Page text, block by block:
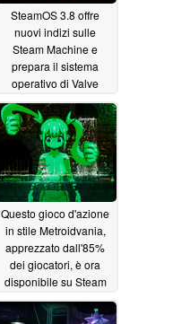
SteamOS 3.8 offre
nuovi indizi sulle
Steam Machine e
prepara il sistema
operativo di Valve
all’arrivo di ulteriori
dispositivi portatili
06/18/2026
Questo gioco d'azione
in stile Metroidvania,
apprezzato dall'85%
dei giocatori, è ora
disponibile su Steam
con uno sconto del
70%06/18/2026